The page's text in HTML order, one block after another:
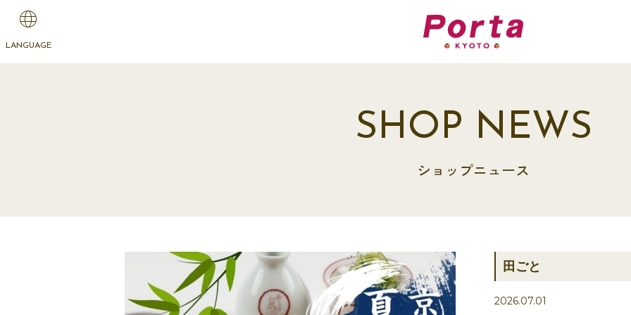
LANGUAGE
SHOP NEWS
ショップニュース
田ごと
2026.07.01